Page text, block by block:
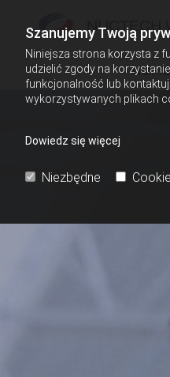
Szanujemy Twoją
Niniejsza strona korzysta z
udzielić zgody na
funkcjonalność lub
wykorzystywanych plikach
Dowiedz się więcej
Niezbędne
HOME